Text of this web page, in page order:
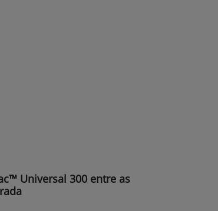
Universal 300 entre as